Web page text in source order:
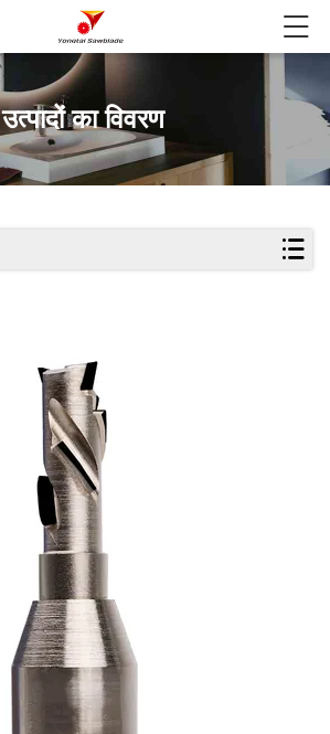
उत्पादों का विवरण